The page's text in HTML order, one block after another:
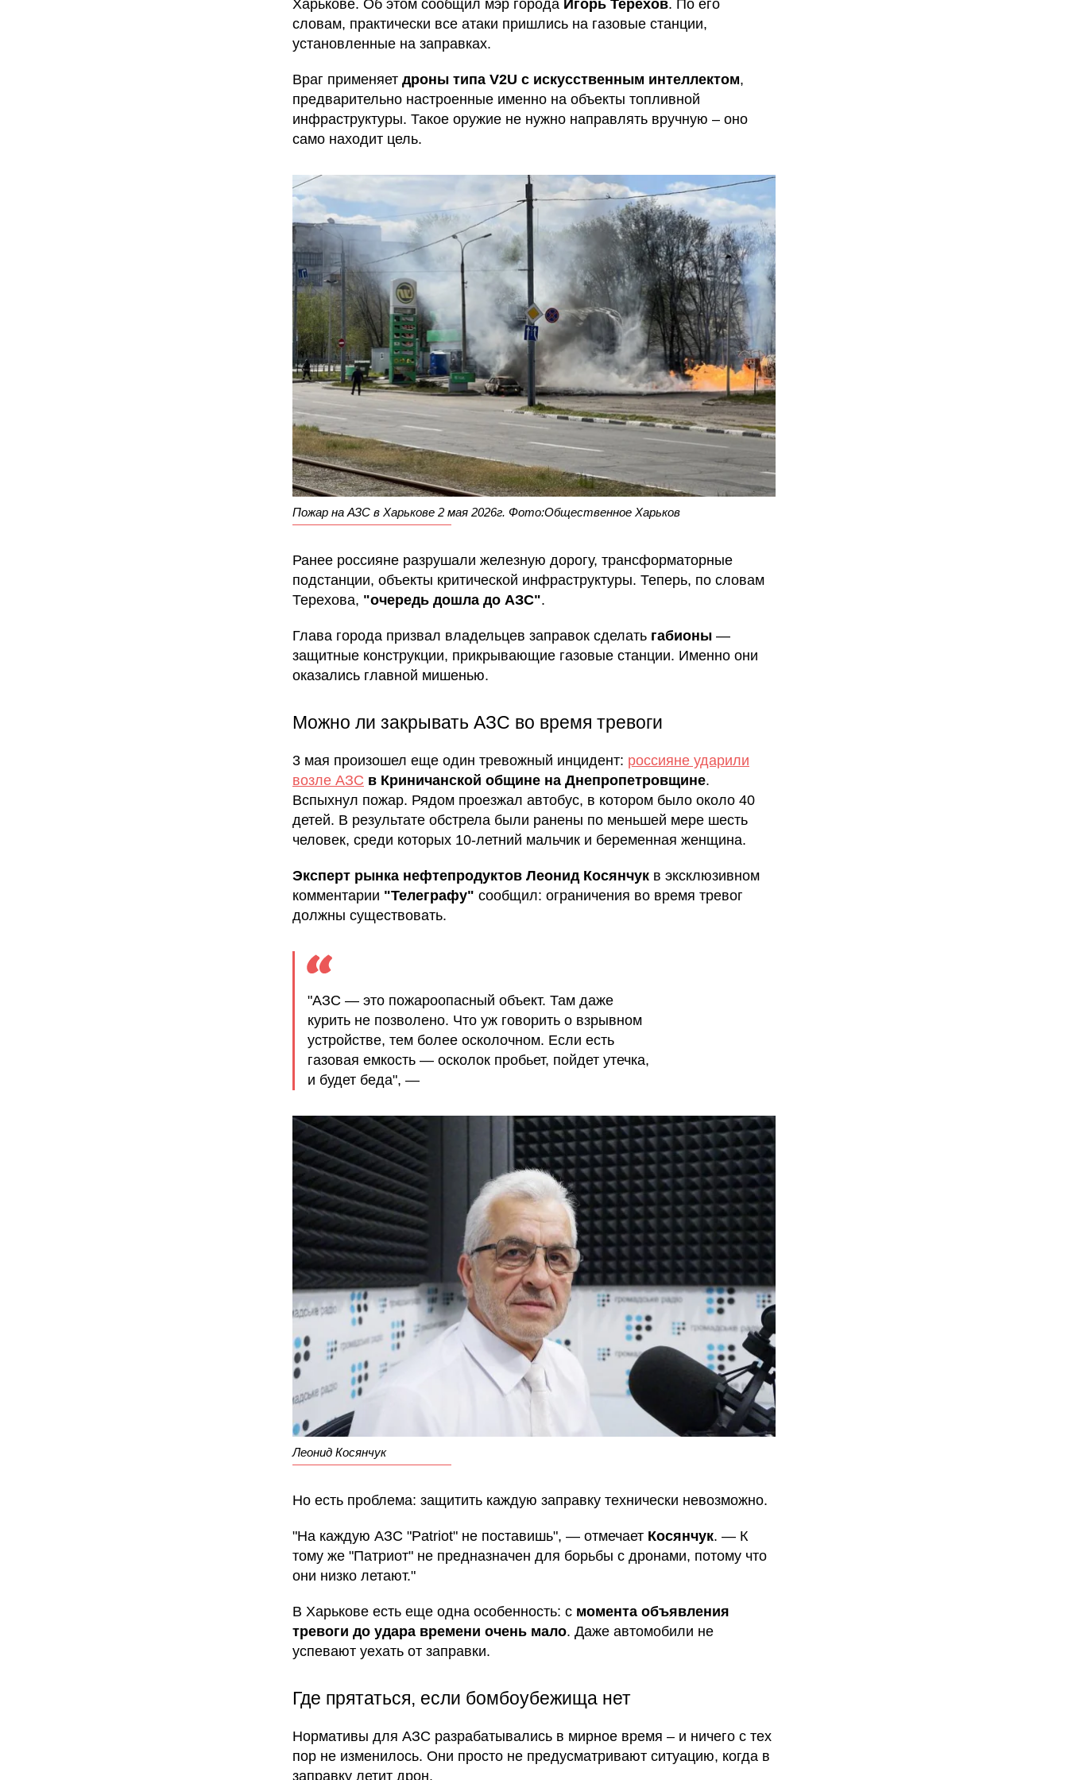
Харькове. Об этом сообщил мэр города Игорь Терехов. По его
словам, практически все атаки пришлись на газовые станции,
установленные на заправках.
Враг применяет дроны типа V2U с искусственным интеллектом,
предварительно настроенные именно на объекты топливной
инфраструктуры. Такое оружие не нужно направлять вручную – оно
само находит цель.
Пожар на АЗС в Харькове 2 мая 2026г. Фото:Общественное Харьков
Ранее россияне разрушали железную дорогу, трансформаторные
подстанции, объекты критической инфраструктуры. Теперь, по словам
Терехова, "очередь дошла до АЗС".
Глава города призвал владельцев заправок сделать габионы —
защитные конструкции, прикрывающие газовые станции. Именно они
оказались главной мишенью.
Можно ли закрывать АЗС во время тревоги
3 мая произошел еще один тревожный инцидент: россияне ударили
возле АЗС в Криничанской общине на Днепропетровщине.
Вспыхнул пожар. Рядом проезжал автобус, в котором было около 40
детей. В результате обстрела были ранены по меньшей мере шесть
человек, среди которых 10-летний мальчик и беременная женщина.
Эксперт рынка нефтепродуктов Леонид Косянчук в эксклюзивном
комментарии "Телеграфу" сообщил: ограничения во время тревог
должны существовать.
"АЗС — это пожароопасный объект. Там даже
курить не позволено. Что уж говорить о взрывном
устройстве, тем более осколочном. Если есть
газовая емкость — осколок пробьет, пойдет утечка,
и будет беда", —
Леонид Косянчук
Но есть проблема: защитить каждую заправку технически невозможно.
"На каждую АЗС "Patriot" не поставишь", — отмечает Косянчук. — К
тому же "Патриот" не предназначен для борьбы с дронами, потому что
они низко летают."
В Харькове есть еще одна особенность: с момента объявления
тревоги до удара времени очень мало. Даже автомобили не
успевают уехать от заправки.
Где прятаться, если бомбоубежища нет
Нормативы для АЗС разрабатывались в мирное время – и ничего с тех
пор не изменилось. Они просто не предусматривают ситуацию, когда в
заправку летит дрон.